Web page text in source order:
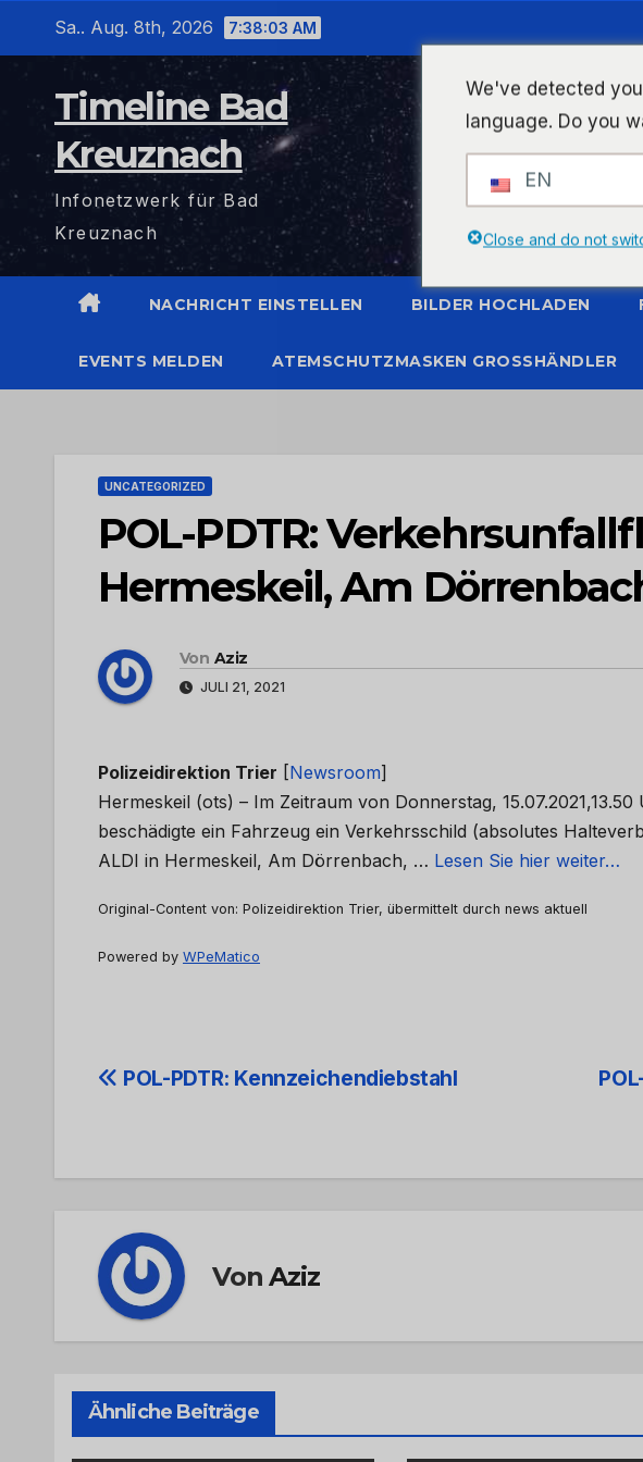
Sa.. Aug. 8th, 2026 7:38:04 AM
Timeline Bad
Kreuznach
Infonetzwerk für Bad
Kreuznach
NACHRICHT EINSTELLEN BILDER HOCHLADEN
EVENTS MELDEN ATEMSCHUTZMASKEN GROSSHÄNDLER
UNCATEGORIZED
POL-PDTR:
Hermeskeil, Am
Von Aziz
JULI 21, 2021
Polizeidirektion Trier [Newsroom]
Hermeskeil (ots) – Im Zeitraum von Donnerstag,
beschädigte ein Fahrzeug ein Verkehrsschild (absolutes
ALDI in Hermeskeil, Am Dörrenbach, … Lesen Sie hier weiter…
Original-Content von: Polizeidirektion Trier, übermittelt durch news aktuell
Powered by WPeMatico
Beitrags-
POL-PDTR: Kennzeichendiebstahl
VonAziz
Ähnliche Beiträge
We've detected
language. Do you
EN
Close and do not